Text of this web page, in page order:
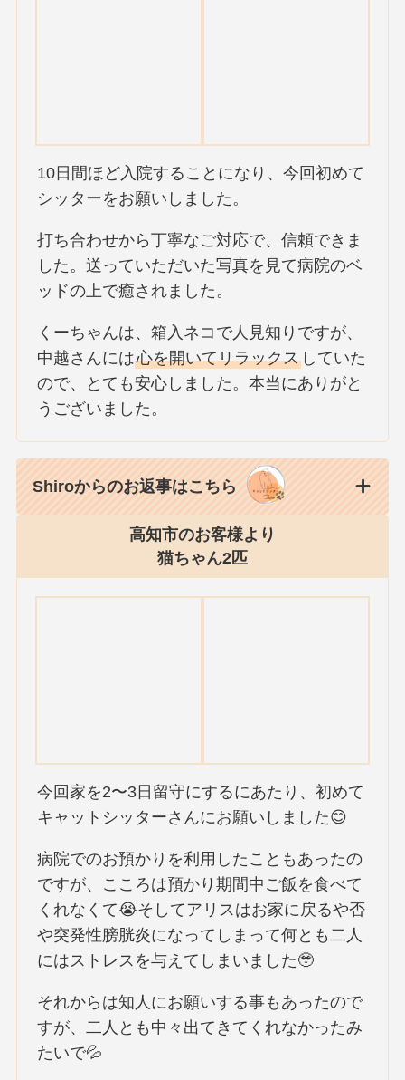
10日間ほど入院することになり、今回初めて
シッターをお願いしました。
打ち合わせから丁寧なご対応で、信頼できま
した。送っていただいた写真を見て病院のベ
ッドの上で癒されました。
くーちゃんは、箱入ネコで人見知りですが、
中越さんには心を開いてリラックス していた
ので、とても安心しました。本当にありがと
うございました。
Shiroからのお返事はこちら
高知市のお客様より
猫ちゃん2匹
今回家を2〜3日留守にするにあたり、初めて
キャットシッターさんにお願いしました😊
病院でのお預かりを利用したこともあったの
ですが、こころは預かり期間中ご飯を食べて
くれなくて😭そしてアリスはお家に戻るや否
や突発性膀胱炎になってしまって何とも二人
にはストレスを与えてしまいました🥹
それからは知人にお願いする事もあったので
すが、二人とも中々出てきてくれなかったみ
たいで💦